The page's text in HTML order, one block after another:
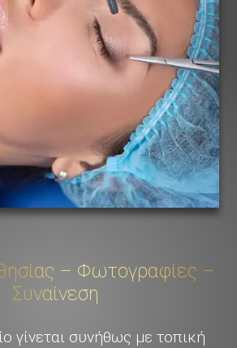
– Φωτογραφίες –
Συναίνεση
γίνεται συνήθως με τοπική